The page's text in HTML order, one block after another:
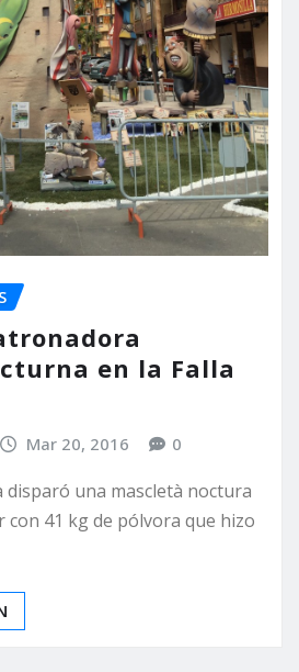
en la Falla
Mar 20, 2016 0
disparó una mascletà noctura
con 41 kg de pólvora que hizo